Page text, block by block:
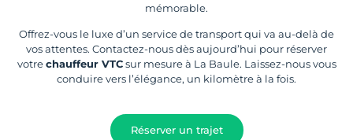
mémorable.
Offrez-vous le luxe d’un service de transport qui va au-delà de
vos attentes. Contactez-nous dès aujourd’hui pour réserver
votrechauffeur VTCsur mesure à La Baule. Laissez-nous vous
conduire vers l’élégance, un kilomètre à la fois.
Réserver un trajet